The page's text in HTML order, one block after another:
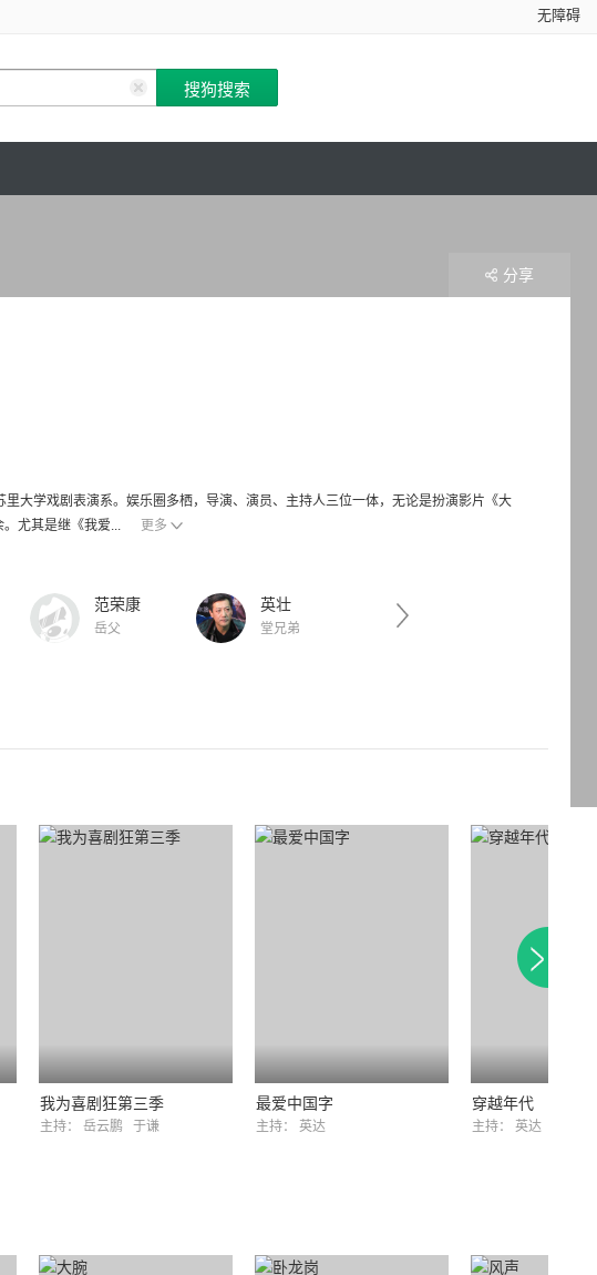
无障碍
大学戏剧表演系。娱乐圈多栖，导演、演员、主持人三位一体，无论是扮演影片《大
尤其是继《我爱...
更多
范荣康
岳父
英壮
堂兄弟
分享
我为喜剧狂第三季
主持： 岳云鹏 于谦
最爱中国字
主持： 英达
穿越年代
主持： 英达